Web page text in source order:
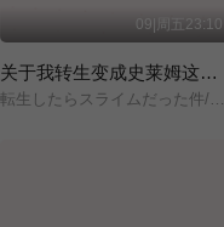
09|周五23:10
关于我转生变成史莱姆这档事 第四季
転生したらスライムだった件/第4期/